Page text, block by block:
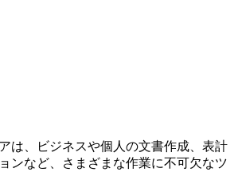
は、ビジネスや個人の文書作成、表計
ンなど、さまざまな作業に不可欠なツ